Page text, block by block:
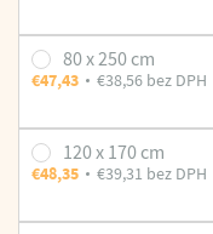
80 x 250 cm
€47,43 €38,56 bez DPH
120 x 170 cm
€48,35 €39,31 bez DPH